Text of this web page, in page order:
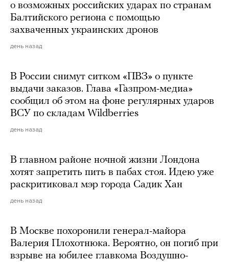
о возможных российских ударах по странам
Балтийского региона с помощью
захваченных украинских дронов
день назад
В России снимут ситком «ПВЗ» о пункте
выдачи заказов. Глава «Газпром-медиа»
сообщил об этом на фоне регулярных ударов
ВСУ по складам Wildberries
день назад
В главном районе ночной жизни Лондона
хотят запретить пить в пабах стоя. Идею уже
раскритиковал мэр города Садик Хан
день назад
В Москве похоронили генерал-майора
Валерия Плохотнюка. Вероятно, он погиб при
взрыве на юбилее главкома Воздушно-